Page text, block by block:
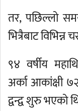
तर, पछिल्लो
भित्रैबाट विभिन्न
९४ वर्षीय
अर्का आकांक्षी
द्वन्द्व शुरु भएको